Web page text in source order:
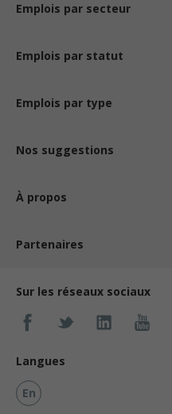
Emplois par secteur
Emplois par statut
Emplois par type
Nos suggestions
À propos
Partenaires
Sur les réseaux sociaux
Langues
En